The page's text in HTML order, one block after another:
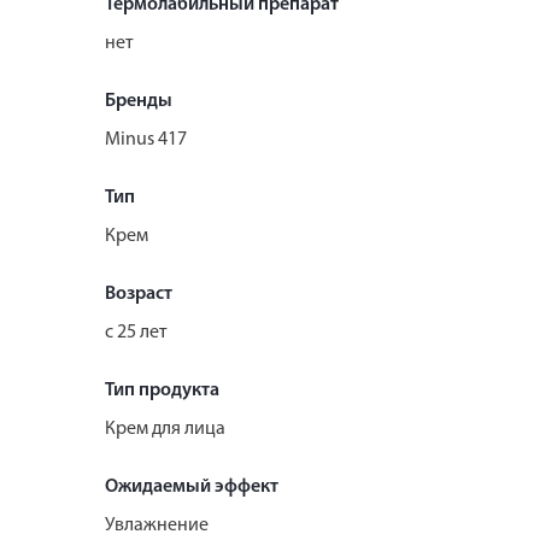
Термолабильный препарат
нет
Бренды
Minus 417
Тип
Крем
Возраст
с 25 лет
Тип продукта
Крем для лица
Ожидаемый эффект
Увлажнение